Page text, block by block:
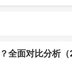
全面对比分析（